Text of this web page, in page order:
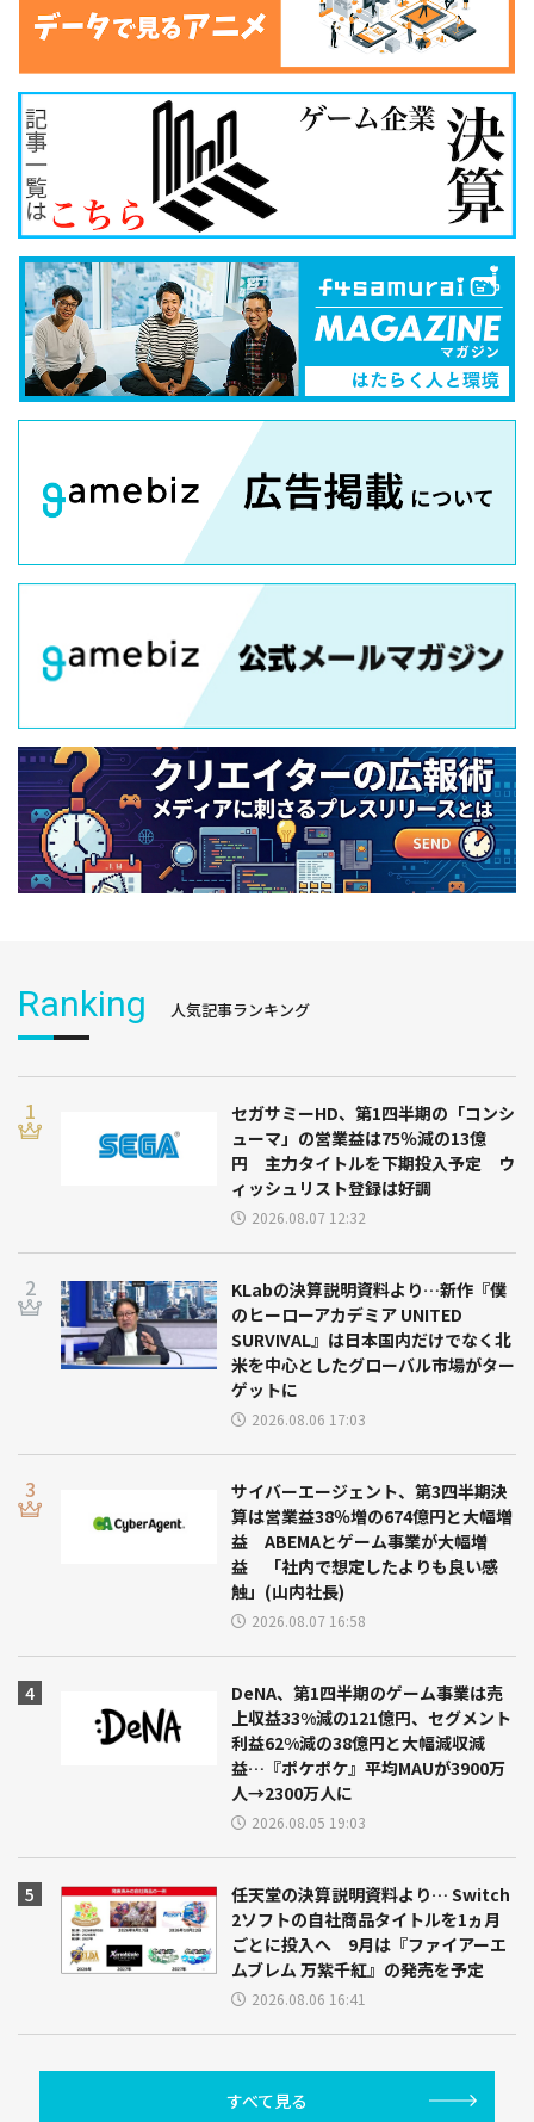
Ranking 人気記事ランキング
セガサミーHD、第1四半期の「コンシ
ューマ」の営業益は75％減の13億
円 主力タイトルを下期投入予定 ウ
ィッシュリスト登録は好調
2026.08.07 12:32
KLabの決算説明資料より…新作『僕
のヒーローアカデミア UNITED
SURVIVAL』は日本国内だけでなく北
米を中心としたグローバル市場がター
ゲットに
2026.08.06 17:03
サイバーエージェント、第3四半期決
算は営業益38％増の674億円と大幅増
益 ABEMAとゲーム事業が大幅増
益 「社内で想定したよりも良い感
触」(山内社長)
2026.08.07 16:58
DeNA、第1四半期のゲーム事業は売
上収益33%減の121億円、セグメント
利益62%減の38億円と大幅減収減
益…『ポケポケ』平均MAUが3900万
人→2300万人に
2026.08.05 19:03
任天堂の決算説明資料より… Switch
2ソフトの自社商品タイトルを1ヵ月
ごとに投入へ 9月は『ファイアーエ
ムブレム 万紫千紅』の発売を予定
2026.08.06 16:41
すべて見る